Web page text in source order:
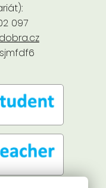
097
sjmfdf6